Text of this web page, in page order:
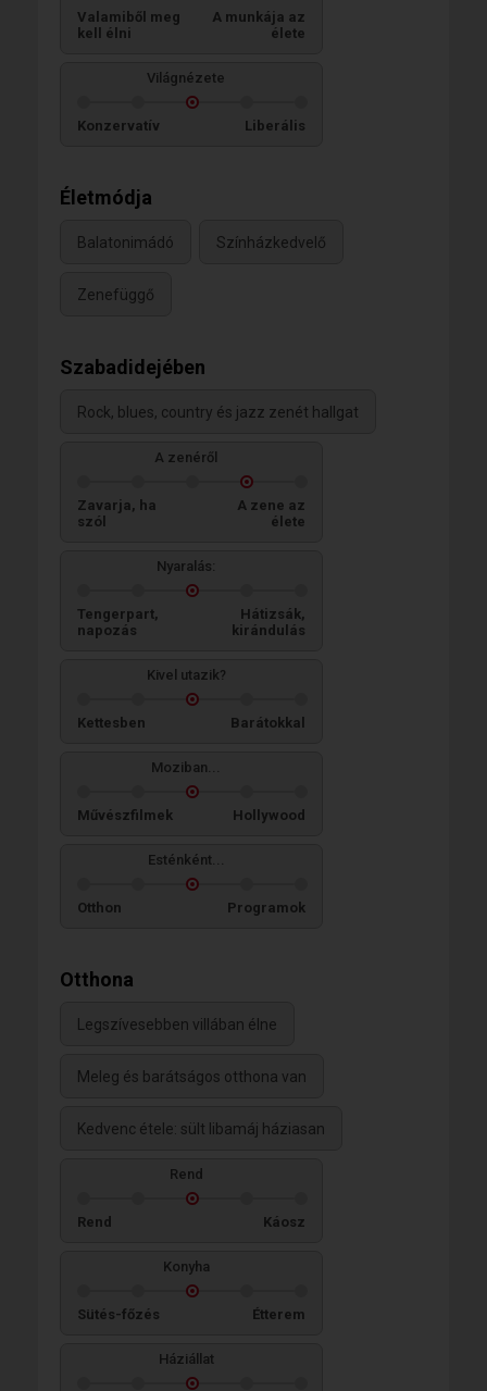
Valamiből meg
kell élni
A munkája az
élete
Világnézete
Konzervatív Liberális
Életmódja
Balatonimádó Színházkedvelő
Zenefüggő
Szabadidejében
Rock, blues, country és jazz zenét hallgat
A zenéről
Zavarja, ha
szól
A zene az
élete
Nyaralás:
Tengerpart,
napozás
Hátizsák,
kirándulás
Kivel utazik?
Kettesben Barátokkal
Moziban...
Művészfilmek Hollywood
Esténként...
Otthon Programok
Otthona
Legszívesebben villában élne
Meleg és barátságos otthona van
Kedvenc étele: sült libamáj háziasan
Rend
Rend Káosz
Konyha
Sütés-főzés Étterem
Háziállat